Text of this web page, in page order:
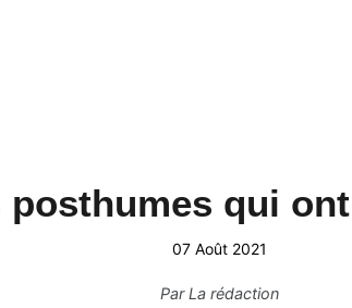
posthumes qui
07 Août 2021
ParLa rédaction